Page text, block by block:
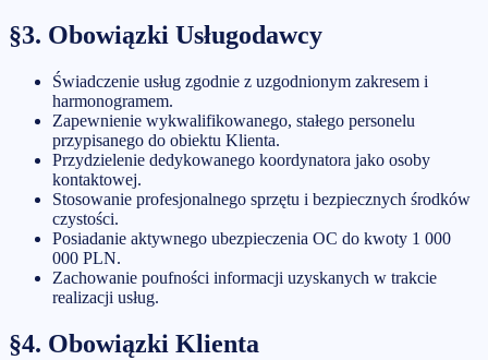
§3. Obowiązki Usługodawcy
Świadczenie usług zgodnie z uzgodnionym zakresem i
harmonogramem.
Zapewnienie wykwalifikowanego, stałego personelu
przypisanego do obiektu Klienta.
Przydzielenie dedykowanego koordynatora jako osoby
kontaktowej.
Stosowanie profesjonalnego sprzętu i bezpiecznych środków
czystości.
Posiadanie aktywnego ubezpieczenia OC do kwoty 1 000
000 PLN.
Zachowanie poufności informacji uzyskanych w trakcie
realizacji usług.
§4. Obowiązki Klienta